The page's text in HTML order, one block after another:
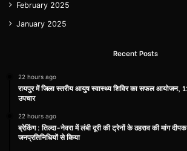
February 2025
January 2025
Recent Posts
22 hours ago
रायपुर में जिला स्तरीय आयुष स्वास्थ्य शिविर का सफल आयोजन,
उपचार
22 hours ago
ब्रेकिंग : तिल्दा-नेवरा में लंबी दूरी की ट्रेनों के ठहराव की मांग
जनप्रतिनिधियों से किया